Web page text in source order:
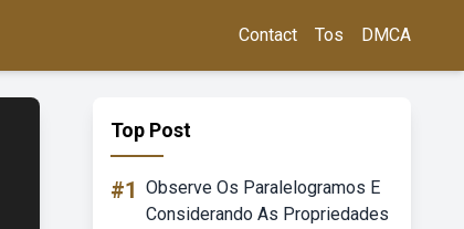
Contact Tos DMCA
Top Post
#1 Observe Os Paralelogramos E
Considerando As Propriedades